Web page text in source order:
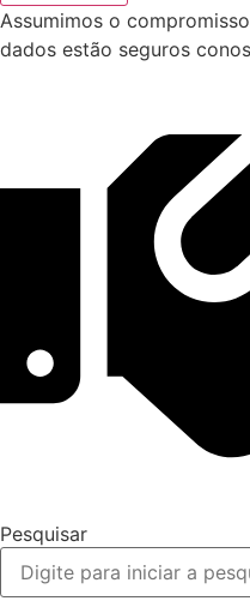
Assumimos o
dados estão seguros
Pesquisar